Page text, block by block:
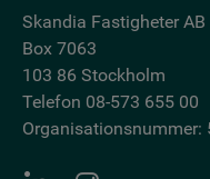
Skandia Fastigheter AB
Box 7063
103 86 Stockholm
Telefon 08-573 655 00
Organisationsnummer: